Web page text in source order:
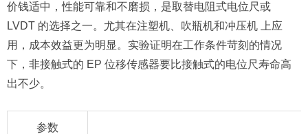
价钱适中，性能可靠和不磨损，是取替电阻式电位尺或
LVDT 的选择之一。尤其在注塑机、吹瓶机和冲压机 上应
用，成本效益更为明显。实验证明在工作条件苛刻的情况
下，非接触式的 EP 位移传感器要比接触式的电位尺寿命高
出不少。
参数